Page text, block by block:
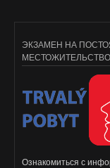
ЭКЗАМЕН НА
МЕСТОЖИТЕЛЬСТВО
Ознакомиться с